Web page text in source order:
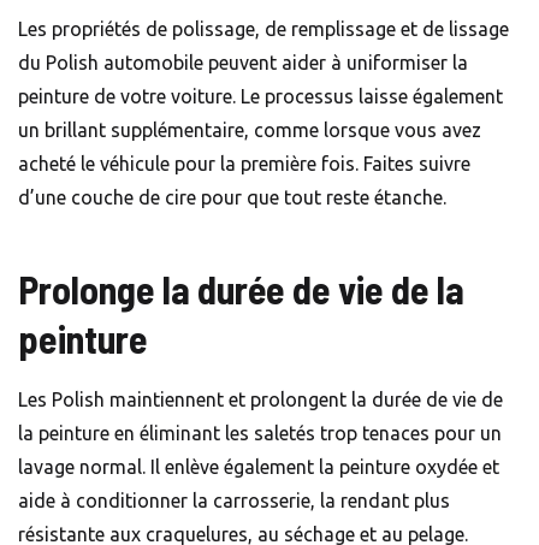
Les propriétés de polissage, de remplissage et de lissage
du Polish automobile peuvent aider à uniformiser la
peinture de votre voiture. Le processus laisse également
un brillant supplémentaire, comme lorsque vous avez
acheté le véhicule pour la première fois. Faites suivre
d’une couche de cire pour que tout reste étanche.
Prolonge la durée de vie de la
peinture
Les Polish maintiennent et prolongent la durée de vie de
la peinture en éliminant les saletés trop tenaces pour un
lavage normal. Il enlève également la peinture oxydée et
aide à conditionner la carrosserie, la rendant plus
résistante aux craquelures, au séchage et au pelage.